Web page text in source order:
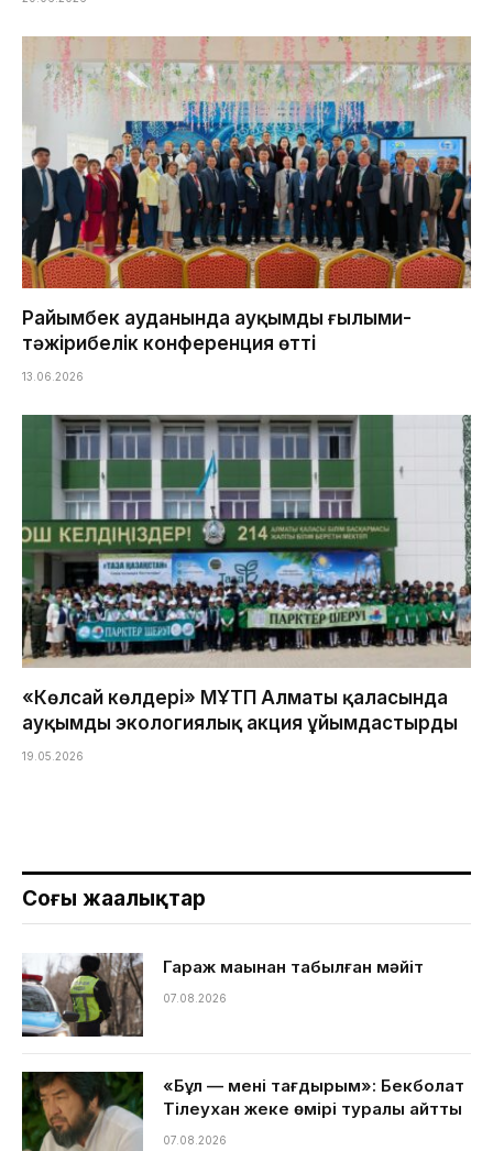
Райымбек ауданында ауқымды ғылыми-
тәжірибелік конференция өтті
13.06.2026
«Көлсай көлдері» МҰТП Алматы қаласында
ауқымды экологиялық акция ұйымдастырды
19.05.2026
Соңғы жаңалықтар
Гараж маңынан табылған мәйіт
07.08.2026
«Бұл — менің тағдырым»: Бекболат
Тілеухан жеке өмірі туралы айтты
07.08.2026